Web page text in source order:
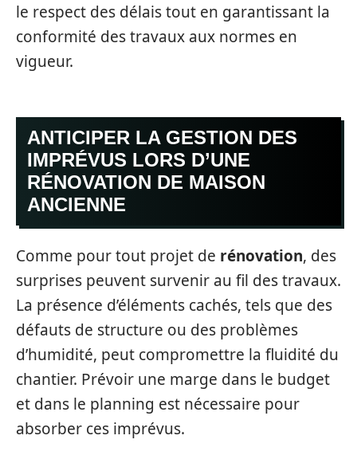
le respect des délais tout en garantissant la
conformité des travaux aux normes en
vigueur.
ANTICIPER LA GESTION DES
IMPRÉVUS LORS D’UNE
RÉNOVATION DE MAISON
ANCIENNE
Comme pour tout projet de rénovation, des
surprises peuvent survenir au fil des travaux.
La présence d’éléments cachés, tels que des
défauts de structure ou des problèmes
d’humidité, peut compromettre la fluidité du
chantier. Prévoir une marge dans le budget
et dans le planning est nécessaire pour
absorber ces imprévus.